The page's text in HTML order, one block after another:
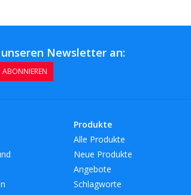
Newsletter an:
ABONNIEREN
Produkte
Alle Produkte
Neue Produkte
Angebote
Schlagworte